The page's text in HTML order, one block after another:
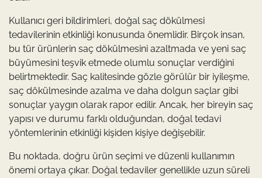
Kullanıcı geri bildirimleri, doğal saç dökülmesi
tedavilerinin etkinliği konusunda önemlidir. Birçok insan,
bu tür ürünlerin saç dökülmesini azaltmada ve yeni saç
büyümesini teşvik etmede olumlu sonuçlar verdiğini
belirtmektedir. Saç kalitesinde gözle görülür bir iyileşme,
saç dökülmesinde azalma ve daha dolgun saçlar gibi
sonuçlar yaygın olarak rapor edilir. Ancak, her bireyin saç
yapısı ve durumu farklı olduğundan, doğal tedavi
yöntemlerinin etkinliği kişiden kişiye değişebilir.
Bu noktada, doğru ürün seçimi ve düzenli kullanımın
önemi ortaya çıkar. Doğal tedaviler genellikle uzun süreli